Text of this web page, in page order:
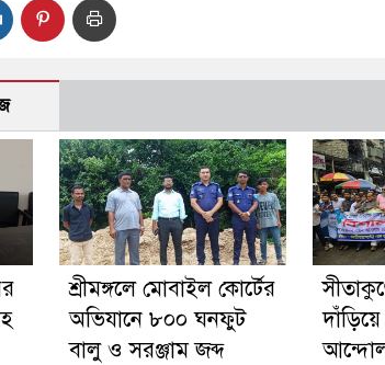
শ্রীমঙ্গলে মোবাইল কোর্টের
অভিযানে ৮০০ ঘনফুট
বালু ও সরঞ্জাম জব্দ